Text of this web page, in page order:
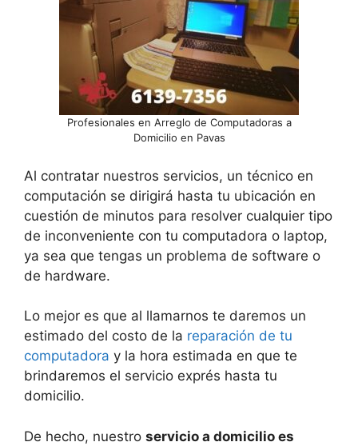
Profesionales en Arreglo de Computadoras a
Domicilio en Pavas
Al contratar nuestros servicios, un técnico en
computación se dirigirá hasta tu ubicación en
cuestión de minutos para resolver cualquier tipo
de inconveniente con tu computadora o laptop,
ya sea que tengas un problema de software o
de hardware.
Lo mejor es que al llamarnos te daremos un
estimado del costo de la reparación de tu
computadora y la hora estimada en que te
brindaremos el servicio exprés hasta tu
domicilio.
De hecho, nuestro servicio a domicilio es